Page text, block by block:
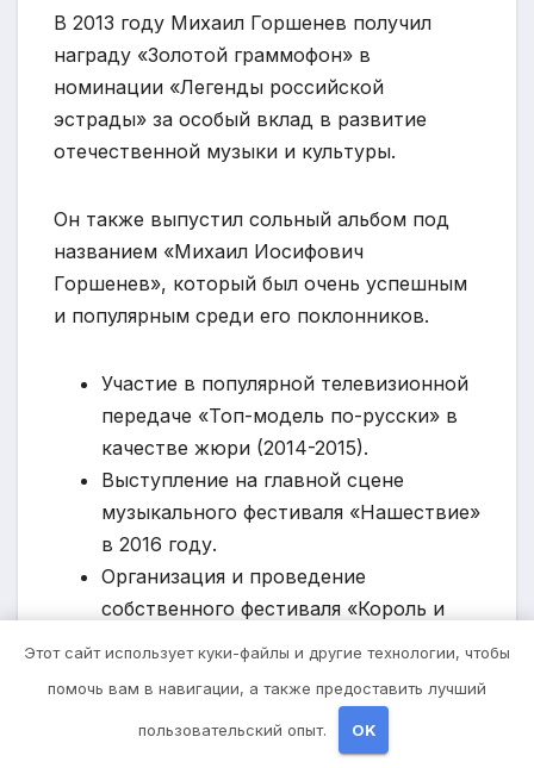
В 2013 году Михаил Горшенев получил
награду «Золотой граммофон» в
номинации «Легенды российской
эстрады» за особый вклад в развитие
отечественной музыки и культуры.
Он также выпустил сольный альбом под
названием «Михаил Иосифович
Горшенев», который был очень успешным
и популярным среди его поклонников.
Участие в популярной телевизионной
передаче «Топ-модель по-русски» в
качестве жюри (2014-2015).
Выступление на главной сцене
музыкального фестиваля «Нашествие»
в 2016 году.
Организация и проведение
собственного фестиваля «Король и
шут Fest» с участием лучших
Активная роль в защите прав
музыкантов и авторов в России.
Этот сайт использует куки-файлы и другие технологии, чтобы
помочь вам в навигации, а также предоставить лучший
пользовательский опыт. OK